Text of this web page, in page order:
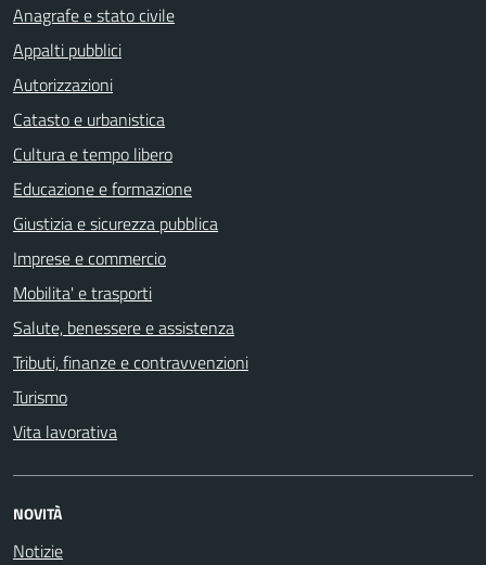
Anagrafe e stato civile
Appalti pubblici
Autorizzazioni
Catasto e urbanistica
Cultura e tempo libero
Educazione e formazione
Giustizia e sicurezza pubblica
Imprese e commercio
Mobilita' e trasporti
Salute, benessere e assistenza
Tributi, finanze e contravvenzioni
Turismo
Vita lavorativa
NOVITÀ
Notizie